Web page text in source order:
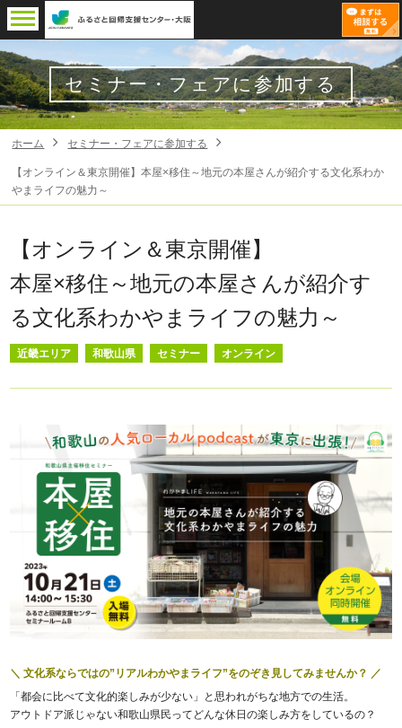
セミナー・フェアに参加する
ホーム セミナー・フェアに参加する
【オンライン＆東京開催】本屋×移住～地元の本屋さんが紹介する文化系わか
やまライフの魅力～
【オンライン＆東京開催】
本屋×移住～地元の本屋さんが紹介す
る文化系わかやまライフの魅力～
近畿エリア 和歌山県 セミナー オンライン
＼ 文化系ならではの”リアルわかやまライフ”をのぞき見してみませんか？ ／
「都会に比べて文化的楽しみが少ない」と思われがちな地方での生活。
アウトドア派じゃない和歌山県民ってどんな休日の楽しみ方をしているの？